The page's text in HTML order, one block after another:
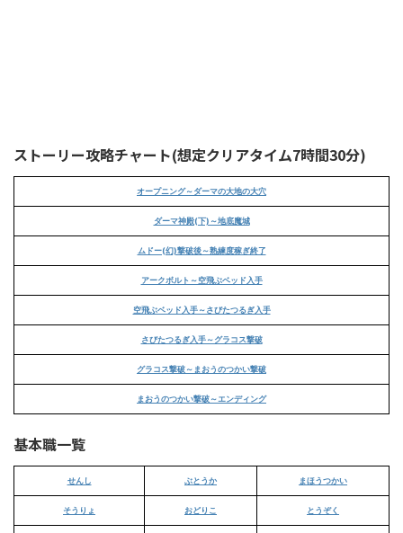
ストーリー攻略チャート(想定クリアタイム7時間30分)
オープニング～ダーマの大地の大穴
ダーマ神殿(下)～地底魔城
ムドー(幻)撃破後～熟練度稼ぎ終了
アークボルト～空飛ぶベッド入手
空飛ぶベッド入手～さびたつるぎ入手
さびたつるぎ入手～グラコス撃破
グラコス撃破～まおうのつかい撃破
まおうのつかい撃破～エンディング
基本職一覧
せんし ぶとうか まほうつかい
そうりょ おどりこ とうぞく